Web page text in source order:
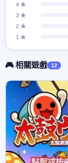
4 ★
3 ★
2 ★
1 ★
🎮 相關遊戲 12